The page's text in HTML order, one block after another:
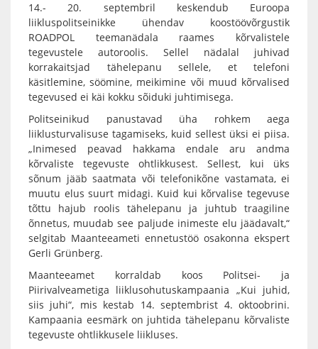
14.- 20. septembril keskendub Euroopa
liikluspolitseinikke ühendav koostöövõrgustik
ROADPOL teemanädala raames kõrvalistele
tegevustele autoroolis. Sellel nädalal juhivad
korrakaitsjad tähelepanu sellele, et telefoni
käsitlemine, söömine, meikimine või muud kõrvalised
tegevused ei käi kokku sõiduki juhtimisega.
Politseinikud panustavad üha rohkem aega
liiklusturvalisuse tagamiseks, kuid sellest üksi ei piisa.
„Inimesed peavad hakkama endale aru andma
kõrvaliste tegevuste ohtlikkusest. Sellest, kui üks
sõnum jääb saatmata või telefonikõne vastamata, ei
muutu elus suurt midagi. Kuid kui kõrvalise tegevuse
tõttu hajub roolis tähelepanu ja juhtub traagiline
õnnetus, muudab see paljude inimeste elu jäädavalt,“
selgitab Maanteeameti ennetustöö osakonna ekspert
Gerli Grünberg.
Maanteeamet korraldab koos Politsei- ja
Piirivalveametiga liiklusohutuskampaania „Kui juhid,
siis juhi“, mis kestab 14. septembrist 4. oktoobrini.
Kampaania eesmärk on juhtida tähelepanu kõrvaliste
tegevuste ohtlikkusele liikluses.